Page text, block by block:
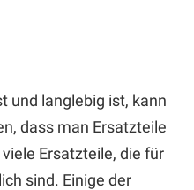
und langlebig ist, kann
dass man Ersatzteile
Ersatzteile, die für
sind. Einige der